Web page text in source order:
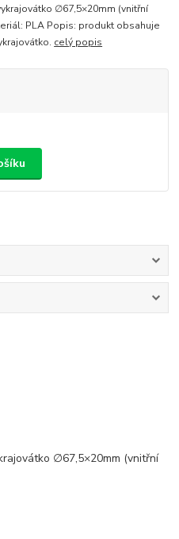
∅67,5×20mm (vnitřní
PLA Popis: produkt obsahuje
celý popis
∅67,5×20mm (vnitřní